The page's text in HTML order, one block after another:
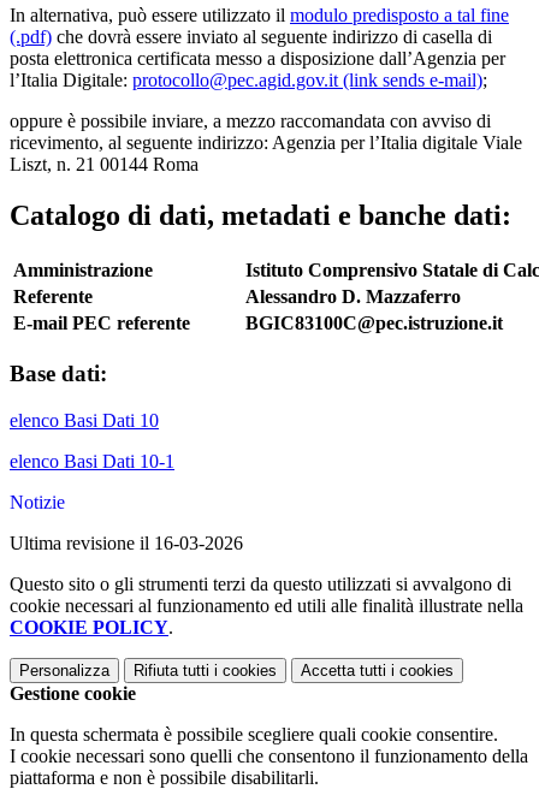
In alternativa, può essere utilizzato il modulo predisposto a tal fine
(.pdf) che dovrà essere inviato al seguente indirizzo di casella di
posta elettronica certificata messo a disposizione dall’Agenzia per
l’Italia Digitale: protocollo@pec.agid.gov.it (link sends e-mail);
oppure è possibile inviare, a mezzo raccomandata con avviso di
ricevimento, al seguente indirizzo: Agenzia per l’Italia digitale Viale
Liszt, n. 21 00144 Roma
Catalogo di dati, metadati e banche dati:
Amministrazione
Istituto Comprensivo Statale di
Referente
Alessandro D. Mazzaferro
E-mail PEC referente
BGIC83100C@pec.istruzione.it
Base dati:
elenco Basi Dati 10
elenco Basi Dati 10-1
Notizie
Ultima revisione il 16-03-2026
Questo sito o gli strumenti terzi da questo utilizzati si avvalgono di
cookie necessari al funzionamento ed utili alle finalità illustrate nella
COOKIE POLICY.
Personalizza Rifiuta tutti i cookies Accetta tutti i cookies
Gestione cookie
In questa schermata è possibile scegliere quali cookie consentire.
I cookie necessari sono quelli che consentono il funzionamento della
piattaforma e non è possibile disabilitarli.